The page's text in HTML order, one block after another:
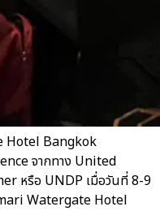
Hotel Bangkok
จากทาง United
หรือ UNDP เมื่อวันที่ 8-9
Watergate Hotel